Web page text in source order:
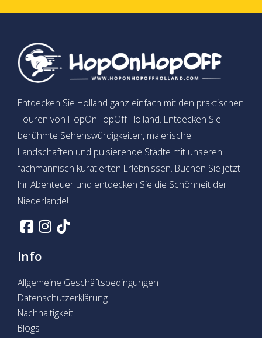
Entdecken Sie Holland ganz einfach mit den praktischen
Touren von HopOnHopOff Holland. Entdecken Sie
berühmte Sehenswürdigkeiten, malerische
Landschaften und pulsierende Städte mit unseren
fachmännisch kuratierten Erlebnissen. Buchen Sie jetzt
Ihr Abenteuer und entdecken Sie die Schönheit der
Niederlande!
Info
Allgemeine Geschäftsbedingungen
Datenschutzerklärung
Nachhaltigkeit
Blogs